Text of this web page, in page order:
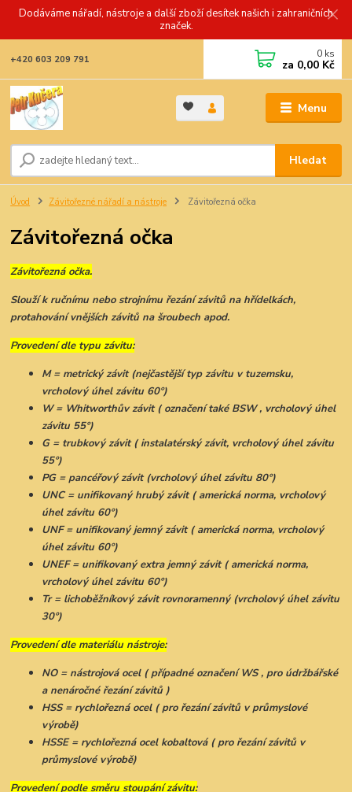
Dodáváme nářadí, nástroje a další zboží desítek našich i zahraničních
značek.
Menu
Hledat
+420 603 209 791 0 ks
za 0,00 Kč
Úvod Závitořezné nářadí a nástroje Závitořezná očka
Závitořezná očka
Závitořezná očka.
Slouží k ručnímu nebo strojnímu řezání závitů na hřídelkách,
protahování vnějších závitů na šroubech apod.
Provedení dle typu závitu:
M = metrický závit (nejčastější typ závitu v tuzemsku,
vrcholový úhel závitu 60°)
W = Whitworthův závit ( označení také BSW , vrcholový úhel
závitu 55°)
G = trubkový závit ( instalatérský závit, vrcholový úhel závitu
55°)
PG = pancéřový závit (vrcholový úhel závitu 80°)
UNC = unifikovaný hrubý závit ( americká norma, vrcholový
úhel závitu 60°)
UNF = unifikovaný jemný závit ( americká norma, vrcholový
úhel závitu 60°)
UNEF = unifikovaný extra jemný závit ( americká norma,
vrcholový úhel závitu 60°)
Tr = lichoběžníkový závit rovnoramenný (vrcholový úhel závitu
30°)
Provedení dle materiálu nástroje:
NO = nástrojová ocel ( případné označení WS , pro údržbářské
a nenáročné řezání závitů )
HSS = rychlořezná ocel ( pro řezání závitů v průmyslové
výrobě)
HSSE = rychlořezná ocel kobaltová ( pro řezání závitů v
průmyslové výrobě)
Provedení podle směru stoupání závitu: